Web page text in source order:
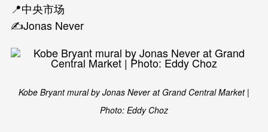
📍中央市场
✍️Jonas Never
Kobe Bryant mural by Jonas Never at Grand Central Market |
Photo: Eddy Choz